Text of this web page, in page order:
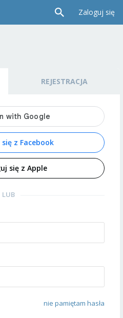
Zaloguj się
REJESTRACJA
z Facebook
się z Apple
LUB
nie pamiętam hasła